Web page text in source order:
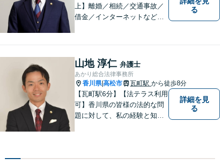
上】離婚／相続／交通事故／
借金／インターネットなど幅
皆様にとって最善の解決を模
索します。まずはお気軽にご
相談ください。
る
山地 淳仁 弁護士
あかり総合法律事務所
香川県|高松市 瓦町駅 から徒歩8分
【瓦町駅6分】【法テラス利用
可】香川県の皆様の法的な問
題に対して、私の経験と知識
い。少しでもお役に立てるよ
詳細を見
る